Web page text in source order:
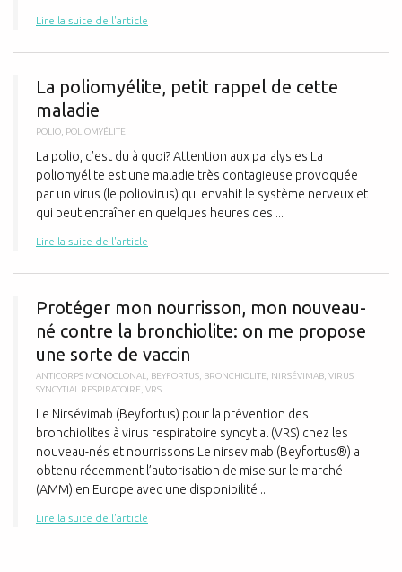
Lire la suite de l'article
La poliomyélite, petit rappel de cette
maladie
POLIO POLIOMYÉLITE
La polio, c’est du à quoi? Attention aux paralysies La
poliomyélite est une maladie très contagieuse provoquée
par un virus (le poliovirus) qui envahit le système nerveux et
qui peut entraîner en quelques heures des ...
Lire la suite de l'article
Protéger mon nourrisson, mon nouveau-
né contre la bronchiolite: on me propose
une sorte de vaccin
ANTICORPS MONOCLONAL BEYFORTUS BRONCHIOLITE NIRSÉVIMAB VIRUS
SYNCYTIAL RESPIRATOIRE VRS
Le Nirsévimab (Beyfortus) pour la prévention des
bronchiolites à virus respiratoire syncytial (VRS) chez les
nouveau-nés et nourrissons Le nirsevimab (Beyfortus®) a
obtenu récemment l’autorisation de mise sur le marché
(AMM) en Europe avec une disponibilité ...
Lire la suite de l'article